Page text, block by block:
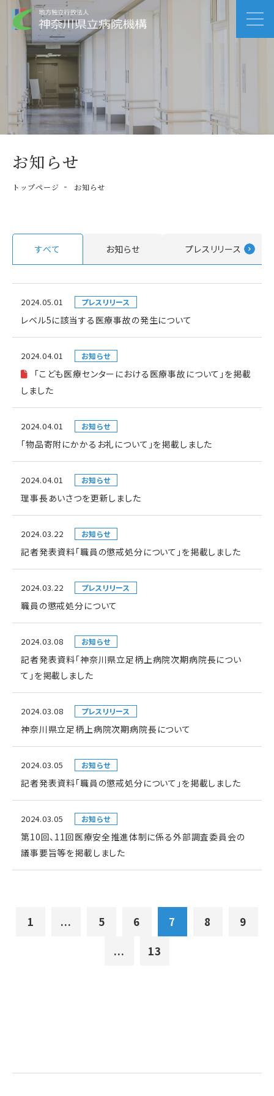
お知らせ
トップページ お知らせ
すべて お知らせ プレスリリース
2024.05.01 プレスリリース
レベル5に該当する医療事故の発生について
2024.04.01 お知らせ
「こども医療センターにおける医療事故について」を掲載
しました
2024.04.01 お知らせ
「物品寄附にかかるお礼について」を掲載しました
2024.04.01 お知らせ
理事長あいさつを更新しました
2024.03.22 お知らせ
記者発表資料「職員の懲戒処分について」を掲載しました
2024.03.22 プレスリリース
職員の懲戒処分について
2024.03.08 お知らせ
記者発表資料「神奈川県立足柄上病院次期病院長につい
て」を掲載しました
2024.03.08 プレスリリース
神奈川県立足柄上病院次期病院長について
2024.03.05 お知らせ
記者発表資料「職員の懲戒処分について」を掲載しました
2024.03.05 お知らせ
第10回、11回医療安全推進体制に係る外部調査委員会の
議事要旨等を掲載しました
1 ... 5 6 7 8
9
...
13